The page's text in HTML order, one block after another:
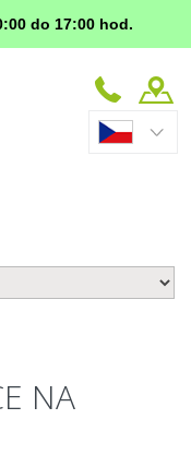
do 17:00 hod.
NA